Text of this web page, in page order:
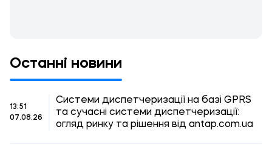
Останні новини
13:51
07.08.26
Системи диспетчеризації на базі GPRS
та сучасні системи диспетчеризації:
огляд ринку та рішення від antap.com.ua